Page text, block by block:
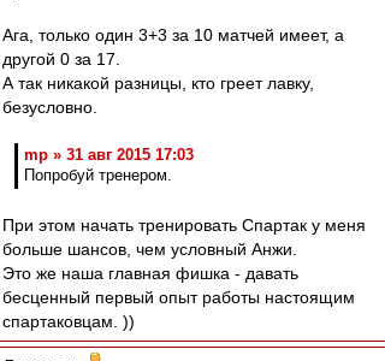
Ага, только один 3+3 за 10 матчей имеет, а
другой 0 за 17.
А так никакой разницы, кто греет лавку,
безусловно.
mp » 31 авг 2015 17:03
Попробуй тренером.
При этом начать тренировать Спартак у меня
больше шансов, чем условный Анжи.
Это же наша главная фишка - давать
бесценный первый опыт работы настоящим
спартаковцам. ))